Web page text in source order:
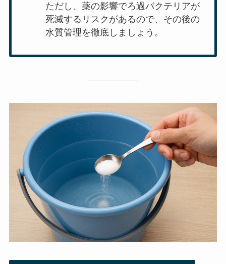
ただし、薬の影響でろ過バクテリアが
死滅するリスクがあるので、その後の
水質管理を徹底しましょう。